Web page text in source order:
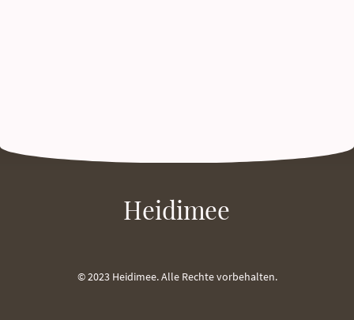
Heidimee
© 2023 Heidimee. Alle Rechte vorbehalten.